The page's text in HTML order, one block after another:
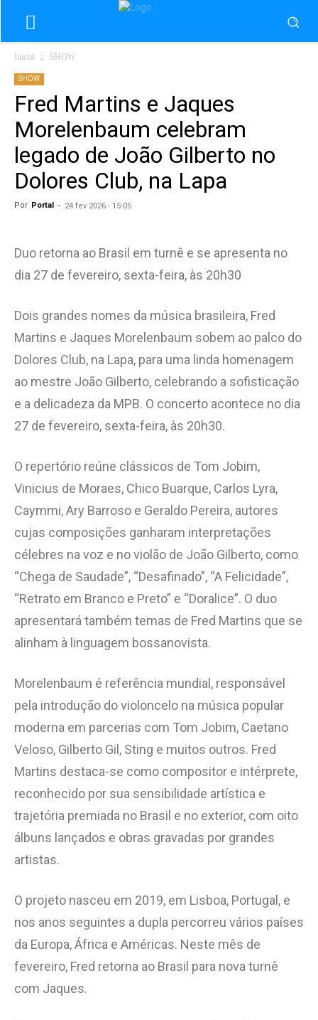
Inicial SHOW
SHOW
Fred Martins e Jaques
Morelenbaum celebram
legado de João Gilberto no
Dolores Club, na Lapa
Por Portal - 24 fev 2026 - 15:05
Duo retorna ao Brasil em turnê e se apresenta no
dia 27 de fevereiro, sexta-feira, às 20h30
Dois grandes nomes da música brasileira, Fred
Martins e Jaques Morelenbaum sobem ao palco do
Dolores Club, na Lapa, para uma linda homenagem
ao mestre João Gilberto, celebrando a sofisticação
e a delicadeza da MPB. O concerto acontece no dia
27 de fevereiro, sexta-feira, às 20h30.
O repertório reúne clássicos de Tom Jobim,
Vinicius de Moraes, Chico Buarque, Carlos Lyra,
Caymmi, Ary Barroso e Geraldo Pereira, autores
cujas composições ganharam interpretações
célebres na voz e no violão de João Gilberto, como
“Chega de Saudade”, “Desafinado”, “A Felicidade”,
“Retrato em Branco e Preto” e “Doralice”. O duo
apresentará também temas de Fred Martins que se
alinham à linguagem bossanovista.
Morelenbaum é referência mundial, responsável
pela introdução do violoncelo na música popular
moderna em parcerias com Tom Jobim, Caetano
Veloso, Gilberto Gil, Sting e muitos outros. Fred
Martins destaca-se como compositor e intérprete,
reconhecido por sua sensibilidade artística e
trajetória premiada no Brasil e no exterior, com oito
álbuns lançados e obras gravadas por grandes
artistas.
O projeto nasceu em 2019, em Lisboa, Portugal, e
nos anos seguintes a dupla percorreu vários países
da Europa, África e Américas. Neste mês de
fevereiro, Fred retorna ao Brasil para nova turnê
com Jaques.